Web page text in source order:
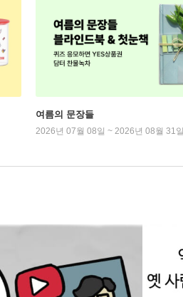
여름의 문장들
2026년 07월 08일 ~ 2026년 08월 31일